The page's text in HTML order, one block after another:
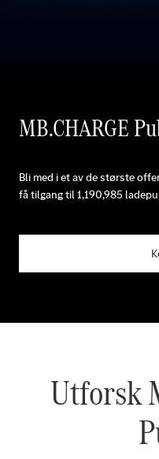
MB.CHARGE
Bli med i et av de største
få tilgang til1,190,985
Utforsk